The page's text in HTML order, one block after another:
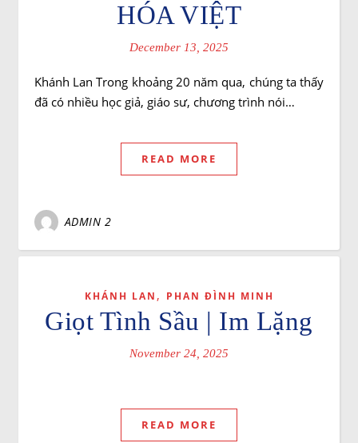
HÓA VIỆT
December 13, 2025
Khánh Lan Trong khoảng 20 năm qua, chúng ta thấy
đã có nhiều học giả, giáo sư, chương trình nói…
READ MORE
ADMIN 2
KHÁNH LAN , PHAN ĐÌNH MINH
Giọt Tình Sầu | Im Lặng
November 24, 2025
READ MORE